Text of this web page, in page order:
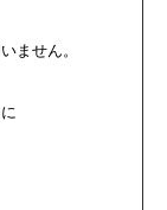
ません。